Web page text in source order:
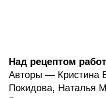
Над рецептом
Авторы — Кристина
Покидова, Наталья